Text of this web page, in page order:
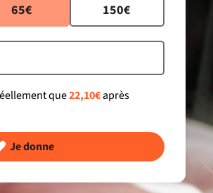
65€ 150€
que22,10€après
Je donne